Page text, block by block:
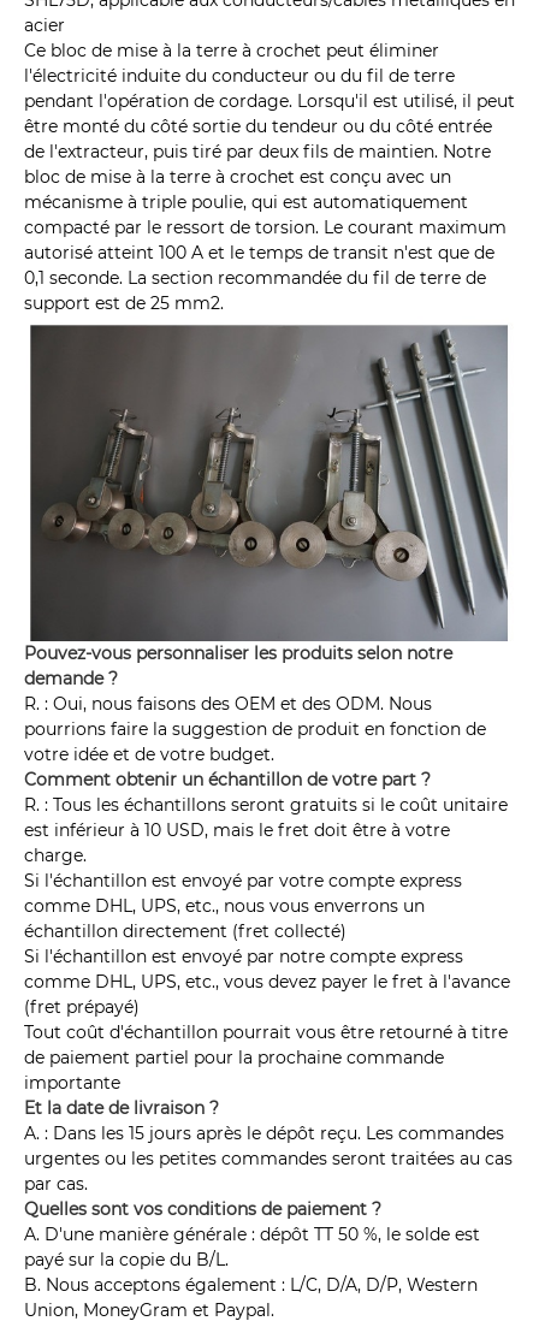
acier
Ce bloc de mise à la terre à crochet peut éliminer
l'électricité induite du conducteur ou du fil de terre
pendant l'opération de cordage. Lorsqu'il est utilisé, il peut
être monté du côté sortie du tendeur ou du côté entrée
de l'extracteur, puis tiré par deux fils de maintien. Notre
bloc de mise à la terre à crochet est conçu avec un
mécanisme à triple poulie, qui est automatiquement
compacté par le ressort de torsion. Le courant maximum
autorisé atteint 100 A et le temps de transit n'est que de
0,1 seconde. La section recommandée du fil de terre de
support est de 25 mm2.
Pouvez-vous personnaliser les produits selon notre
demande ?
R. : Oui, nous faisons des OEM et des ODM. Nous
pourrions faire la suggestion de produit en fonction de
votre idée et de votre budget.
Comment obtenir un échantillon de votre part ?
R. : Tous les échantillons seront gratuits si le coût unitaire
est inférieur à 10 USD, mais le fret doit être à votre
charge.
Si l'échantillon est envoyé par votre compte express
comme DHL, UPS, etc., nous vous enverrons un
échantillon directement (fret collecté)
Si l'échantillon est envoyé par notre compte express
comme DHL, UPS, etc., vous devez payer le fret à l'avance
(fret prépayé)
Tout coût d'échantillon pourrait vous être retourné à titre
de paiement partiel pour la prochaine commande
importante
Et la date de livraison ?
A. : Dans les 15 jours après le dépôt reçu. Les commandes
urgentes ou les petites commandes seront traitées au cas
par cas.
Quelles sont vos conditions de paiement ?
A. D'une manière générale : dépôt TT 50 %, le solde est
payé sur la copie du B/L.
B. Nous acceptons également : L/C, D/A, D/P, Western
Union, MoneyGram et Paypal.